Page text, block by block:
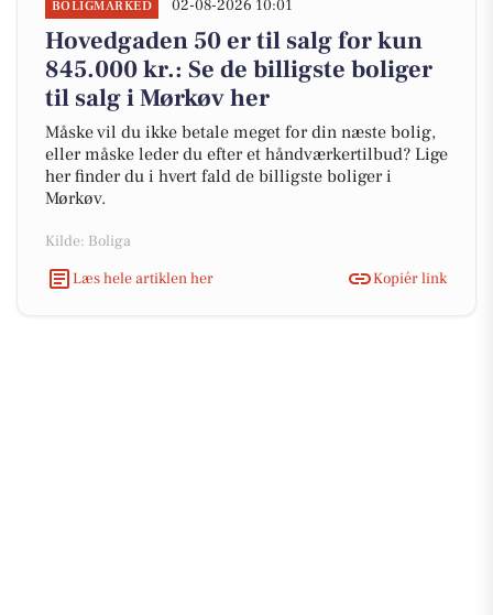
BOLIGMARKED 02-08-2026 10:01
Hovedgaden 50 er til salg for kun
845.000 kr.: Se de billigste boliger
til salg i Mørkøv her
Måske vil du ikke betale meget for din næste bolig,
eller måske leder du efter et håndværkertilbud? Lige
her finder du i hvert fald de billigste boliger i
Mørkøv.
Kilde: Boliga
Læs hele artiklen her
Kopiér link